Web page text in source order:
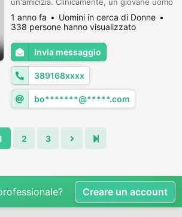
single, bello, rispettabile. Non uso droghe o
alcun tipo di alcol. Mangio sano e faccio
esercizio. Vorrei provare una ragazza
italiana o qualsiasi tipo. Grazie
1 anno fa
Uomini in cerca di Donne
338 persone hanno visualizzato
Invia messaggio
389168xxxx
bo*******@*****.com
2 3
Creare un account